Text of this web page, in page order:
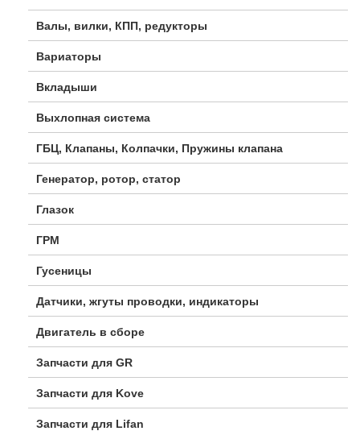
Валы, вилки, КПП, редукторы
Вариаторы
Вкладыши
Выхлопная система
ГБЦ, Клапаны, Колпачки, Пружины клапана
Генератор, ротор, статор
Глазок
ГРМ
Гусеницы
Датчики, жгуты проводки, индикаторы
Двигатель в сборе
Запчасти для GR
Запчасти для Kove
Запчасти для Lifan